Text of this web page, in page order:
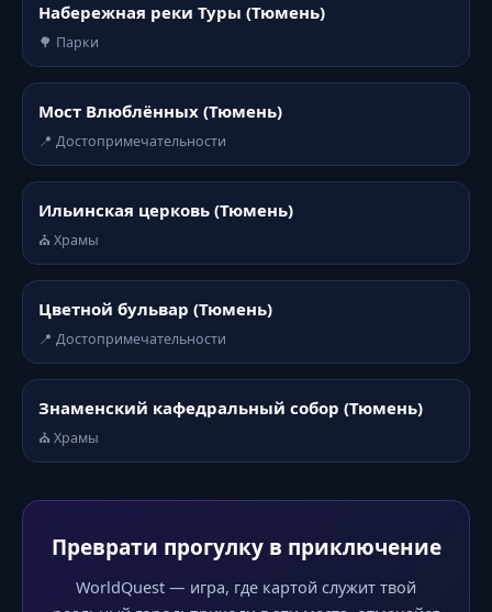
Набережная реки Туры (Тюмень)
🌳 Парки
Мост Влюблённых (Тюмень)
📍 Достопримечательности
Ильинская церковь (Тюмень)
⛪ Храмы
Цветной бульвар (Тюмень)
📍 Достопримечательности
Знаменский кафедральный собор (Тюмень)
⛪ Храмы
Преврати прогулку в приключение
WorldQuest — игра, где картой служит твой